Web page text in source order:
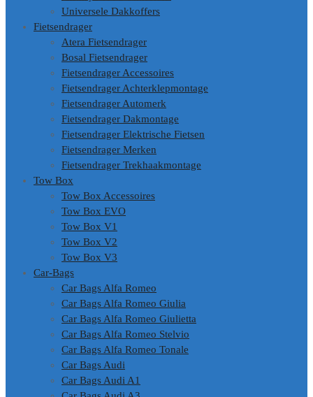
Universele Dakkoffers
Fietsendrager
Atera Fietsendrager
Bosal Fietsendrager
Fietsendrager Accessoires
Fietsendrager Achterklepmontage
Fietsendrager Automerk
Fietsendrager Dakmontage
Fietsendrager Elektrische Fietsen
Fietsendrager Merken
Fietsendrager Trekhaakmontage
Tow Box
Tow Box Accessoires
Tow Box EVO
Tow Box V1
Tow Box V2
Tow Box V3
Car-Bags
Car Bags Alfa Romeo
Car Bags Alfa Romeo Giulia
Car Bags Alfa Romeo Giulietta
Car Bags Alfa Romeo Stelvio
Car Bags Alfa Romeo Tonale
Car Bags Audi
Car Bags Audi A1